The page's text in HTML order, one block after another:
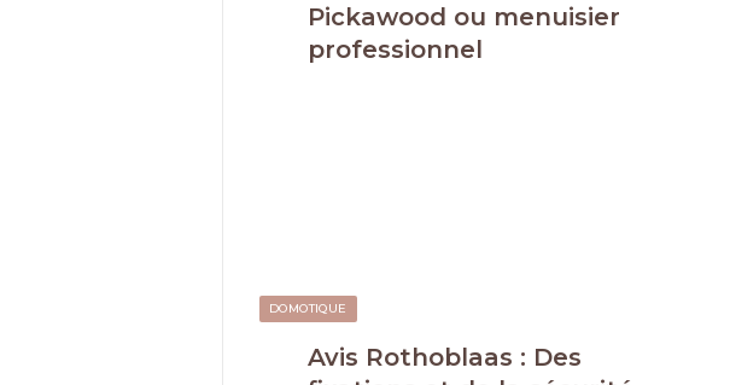
Pickawood ou menuisier
professionnel
DOMOTIQUE
Avis Rothoblaas : Des